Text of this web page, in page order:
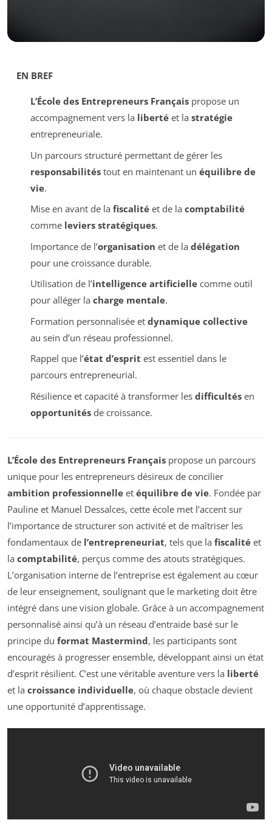
EN BREF
L’École des Entrepreneurs Françaispropose un
accompagnement vers la libertéet la stratégie
entrepreneuriale.
Un parcours structuré permettant de gérer les
responsabilitéstout en maintenant un équilibre de
vie.
Mise en avant de la fiscalitéet de la comptabilité
comme leviers stratégiques.
Importance de l’organisation et de la délégation
pour une croissance durable.
Utilisation de l’intelligence artificiellecomme outil
pour alléger la charge mentale.
Formation personnalisée et dynamique collective
au sein d’un réseau professionnel.
Rappel que l’état d’esprit est essentiel dans le
parcours entrepreneurial.
Résilience et capacité à transformer les difficultésen
opportunitésde croissance.
L’École des Entrepreneurs Français propose un parcours
unique pour les entrepreneurs désireux de concilier
ambition professionnelle et équilibre de vie. Fondée par
Pauline et Manuel Dessalces, cette école met l’accent sur
l’importance de structurer son activité et de maîtriser les
fondamentaux de l’entrepreneuriat, tels que la fiscalité et
la comptabilité, perçus comme des atouts stratégiques.
L’organisation interne de l’entreprise est également au cœur
de leur enseignement, soulignant que le marketing doit être
intégré dans une vision globale. Grâce à un accompagnement
personnalisé ainsi qu’à un réseau d’entraide basé sur le
principe du format Mastermind, les participants sont
encouragés à progresser ensemble, développant ainsi un état
d’esprit résilient. C’est une véritable aventure vers la liberté
et la croissance individuelle, où chaque obstacle devient
une opportunité d’apprentissage.